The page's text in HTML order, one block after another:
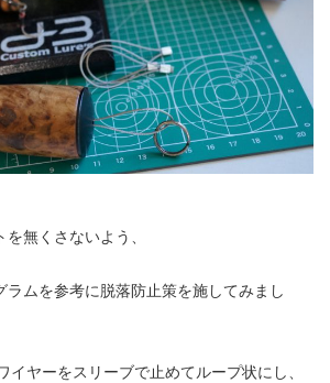
無くさないよう、
ラムを参考に脱落防止策を施してみまし
ヤーをスリーブで止めてループ状にし、